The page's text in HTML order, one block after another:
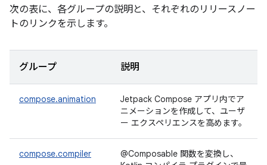
次の表に、各グループの説明と、それぞれのリリースノー
トのリンクを示します。
グループ 説明
compose.animation
Jetpack Compose アプリ内でア
ニメーションを作成して、ユーザ
ー エクスペリエンスを高めます。
compose.compiler
@Composable 関数を変換し、